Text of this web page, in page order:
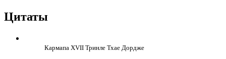
Цитаты
Кармапа ХVII Тринле Тхае Дордже